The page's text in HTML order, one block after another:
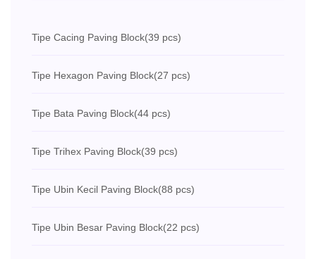
Tipe Cacing Paving Block(39 pcs)
Tipe Hexagon Paving Block(27 pcs)
Tipe Bata Paving Block(44 pcs)
Tipe Trihex Paving Block(39 pcs)
Tipe Ubin Kecil Paving Block(88 pcs)
Tipe Ubin Besar Paving Block(22 pcs)